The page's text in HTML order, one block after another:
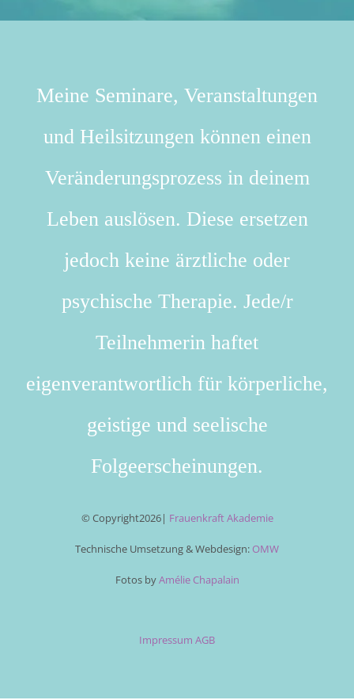
Meine Seminare, Veranstaltungen
und Heilsitzungen können einen
Veränderungsprozess in deinem
Leben auslösen. Diese ersetzen
jedoch keine ärztliche oder
psychische Therapie. Jede/r
Teilnehmerin haftet
eigenverantwortlich für körperliche,
geistige und seelische
Folgeerscheinungen.
© Copyright2026| Frauenkraft Akademie
Technische Umsetzung & Webdesign: OMW
Fotos byAmélie Chapalain
Impressum AGB